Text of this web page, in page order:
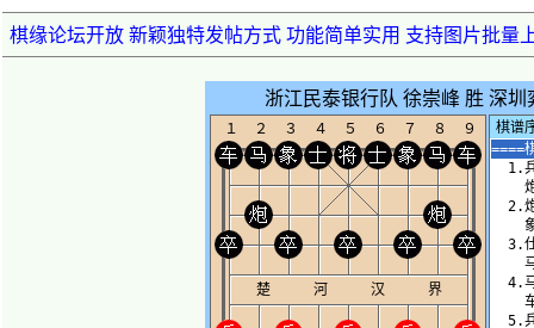
棋缘论坛开放 新颖独特发帖方式 功能简单实用 支持图片批量